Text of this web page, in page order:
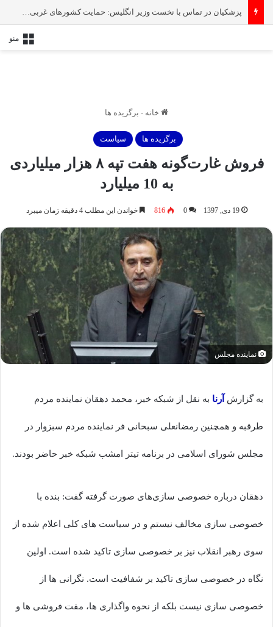
پزشکیان در تماس با نخست‌ وزیر انگلیس: حمایت کشور‌های غربی از رژیم صهیونیستی امنیت منطقه و جهان را به خطر انداخته است
منو
خانه - برگزیده ها
برگزیده ها سیاست
فروش غارت‌گونه هفت تپه ۸ هزار میلیاردی
به 10 میلیارد
19 دی, 1397 0
816 خواندن این مطلب 4 دقیقه زمان میبرد
نماینده مجلس
به گزارش آرنا به نقل از شبکه خبر، محمد دهقان نماینده مردم
طرقبه و همچنین رمضانعلی سبحانی فر نماینده مردم سبزوار در
مجلس شورای اسلامی در برنامه تیتر امشب شبکه خبر حاضر بودند.
دهقان درباره خصوصی سازی‌های صورت گرفته گفت: بنده با
خصوصی سازی مخالف نیستم و در سیاست های کلی اعلام شده از
سوی رهبر انقلاب نیز بر خصوصی سازی تاکید شده است. اولین
نگاه در خصوصی سازی تاکید بر شفافیت است. نگرانی ها از
خصوصی سازی نیست بلکه از نحوه واگذاری ها، مفت فروشی ها و